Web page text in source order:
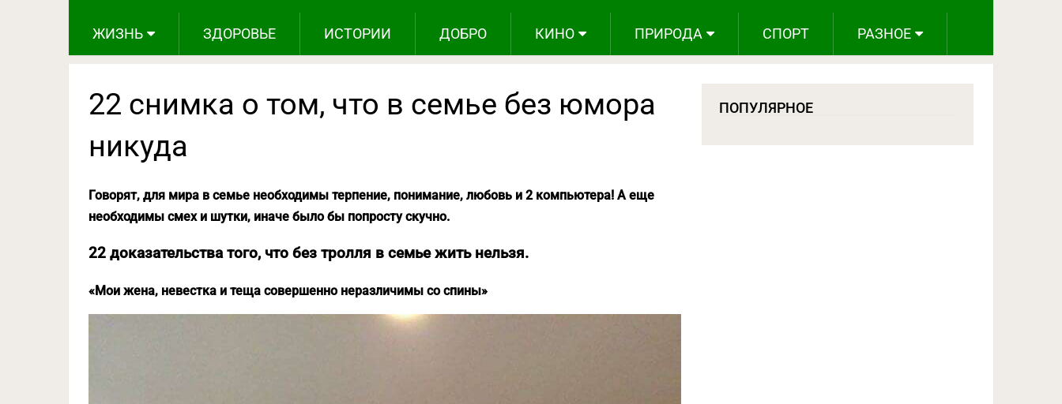
ЖИЗНЬ ЗДОРОВЬЕ ИСТОРИИ ДОБРО КИНО ПРИРОДА СПОРТ РАЗНОЕ
22 снимка о том, что в семье без юмора
никуда
Говорят, для мира в семье необходимы терпение, понимание, любовь и 2 компьютера! А еще
необходимы смех и шутки, иначе было бы попросту скучно.
22 доказательства того, что без тролля в семье жить нельзя.
«Мои жена, невестка и теща совершенно неразличимы со спины»
ПОПУЛЯРНОЕ